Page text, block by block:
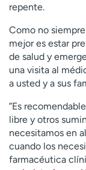
repente.
Como no
mejor es estar
de salud y
una visita al
a usted y a sus
”Es
libre y otros
necesitamos en
cuando los
farmacéutica